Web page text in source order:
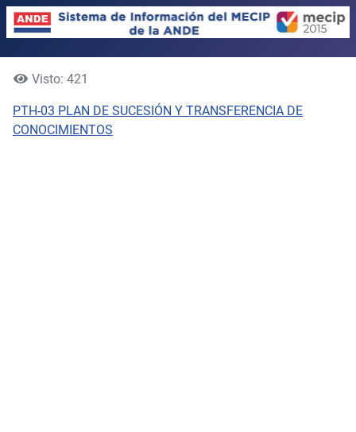
Visto: 421
PTH-03 PLAN DE SUCESIÓN Y TRANSFERENCIA DE
CONOCIMIENTOS